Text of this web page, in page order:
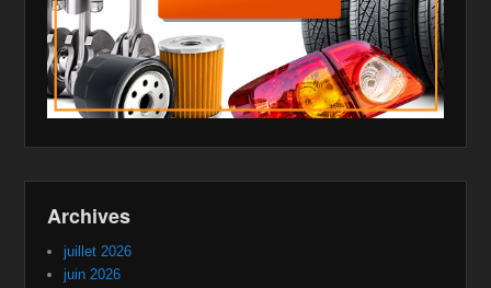
Archives
juillet 2026
juin 2026